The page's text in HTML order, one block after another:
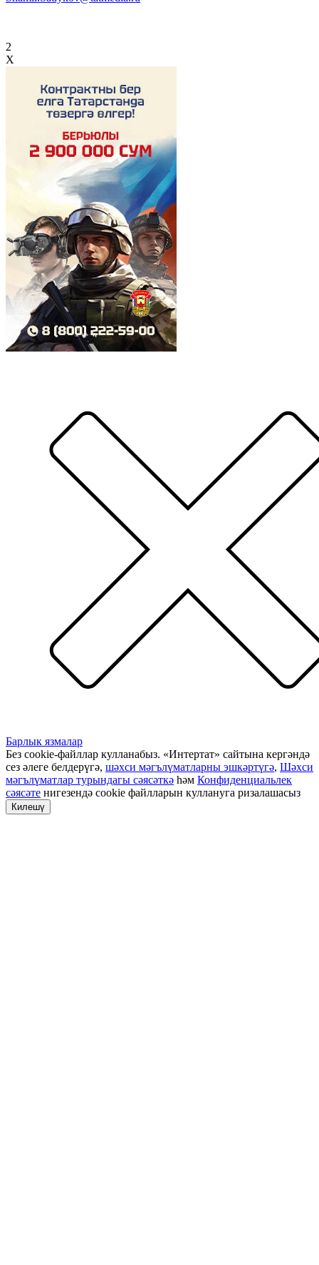
2
X
Барлык язмалар
Без cookie-файллар кулланабыз. «Интертат» сайтына кергәндә
сез әлеге белдерүгә, шәхси мәгълүматларны эшкәртүгә, Шәхси
мәгълүматлар турындагы сәясәткә һәм Конфиденциальлек
сәясәте нигезендә cookie файлларын куллануга ризалашасыз
Килешү